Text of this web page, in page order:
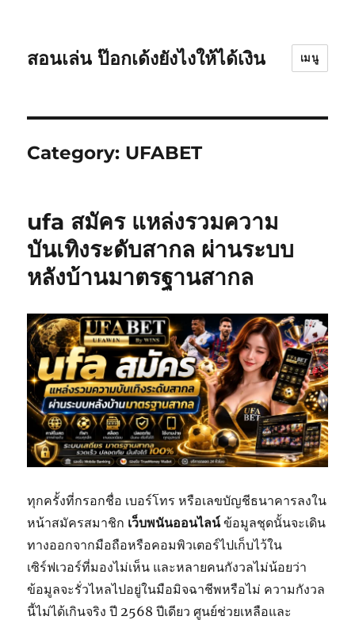
สอนเล่น ป๊อกเด้งยังไงให้ได้เงิน เมนู
Category: UFABET
ufa สมัคร แหล่งรวมความ
บันเทิงระดับสากล ผ่านระบบ
หลังบ้านมาตรฐานสากล
ทุกครั้งที่กรอกชื่อ เบอร์โทร หรือเลขบัญชีธนาคารลงใน
หน้าสมัครสมาชิก เว็บพนันออนไลน์ข้อมูลชุดนั้นจะเดิน
ทางออกจากมือถือหรือคอมพิวเตอร์ไปเก็บไว้ใน
เซิร์ฟเวอร์ที่มองไม่เห็น และหลายคนกังวลไม่น้อยว่า
ข้อมูลจะรั่วไหลไปอยู่ในมือมิจฉาชีพหรือไม่ ความกังวล
นี้ไม่ได้เกินจริง ปี 2568 ปีเดียว ศูนย์ช่วยเหลือและ